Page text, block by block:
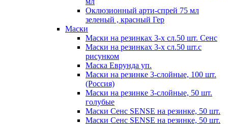
Оклюзионный арти-спрей 75 мл
зеленый , красный Гер
Маски
Маски на резинках 3-х сл.50 шт. Сенс
Маски на резинках 3-х сл.50 шт.с
рисунком
Маска Еврунда уп.
Маски на резинке 3-слойные, 100 шт.
(Россия)
Маски на резинке 3-слойные, 50 шт.
голубые
Маски Сенс SENSE на резинке, 50 шт.
Маски Сенс SENSE на резинке, 50 шт.